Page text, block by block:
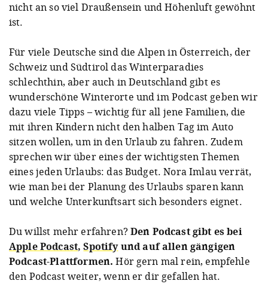
nicht an so viel Draußensein und Höhenluft gewöhnt
ist.
Für viele Deutsche sind die Alpen in Österreich, der
Schweiz und Südtirol das Winterparadies
schlechthin, aber auch in Deutschland gibt es
wunderschöne Winterorte und im Podcast geben wir
dazu viele Tipps – wichtig für all jene Familien, die
mit ihren Kindern nicht den halben Tag im Auto
sitzen wollen, um in den Urlaub zu fahren. Zudem
sprechen wir über eines der wichtigsten Themen
eines jeden Urlaubs: das Budget. Nora Imlau verrät,
wie man bei der Planung des Urlaubs sparen kann
und welche Unterkunftsart sich besonders eignet.
Du willst mehr erfahren?Den Podcast gibt es bei
Apple Podcast,Spotifyund auf allen gängigen
Podcast-Plattformen.Hör gern mal rein, empfehle
den Podcast weiter, wenn er dir gefallen hat.